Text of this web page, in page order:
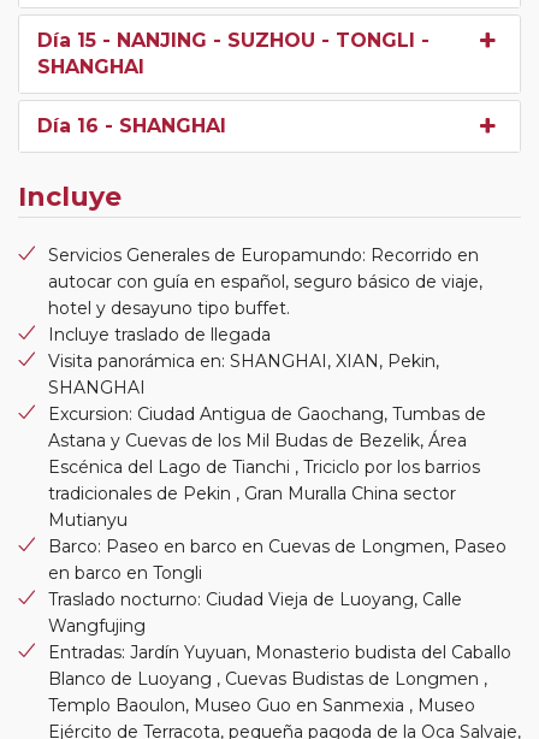
Día 15 - NANJING - SUZHOU - TONGLI -
SHANGHAI
Día 16 - SHANGHAI
Incluye
Servicios Generales de Europamundo: Recorrido en
autocar con guía en español, seguro básico de viaje,
hotel y desayuno tipo buffet.
Incluye traslado de llegada
Visita panorámica en: SHANGHAI, XIAN, Pekin,
SHANGHAI
Excursion: Ciudad Antigua de Gaochang, Tumbas de
Astana y Cuevas de los Mil Budas de Bezelik, Área
Escénica del Lago de Tianchi , Triciclo por los barrios
tradicionales de Pekin , Gran Muralla China sector
Mutianyu
Barco: Paseo en barco en Cuevas de Longmen, Paseo
en barco en Tongli
Traslado nocturno: Ciudad Vieja de Luoyang, Calle
Wangfujing
Entradas: Jardín Yuyuan, Monasterio budista del Caballo
Blanco de Luoyang , Cuevas Budistas de Longmen ,
Templo Baoulon, Museo Guo en Sanmexia , Museo
Ejército de Terracota, pequeña pagoda de la Oca Salvaje,